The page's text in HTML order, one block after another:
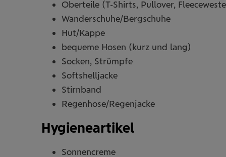
Oberteile (T-Shirts, Pullover,
Wanderschuhe/Bergschuhe
Hut/Kappe
bequeme Hosen (kurz und lang)
Socken, Strümpfe
Softshelljacke
Stirnband
Regenhose/Regenjacke
Hygieneartikel
Sonnencreme